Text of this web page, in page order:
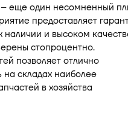
еще один несомненный
предоставляет
наличии и высоком
стопроцентно.
позволяет отлично
складах наиболее
в хозяйства